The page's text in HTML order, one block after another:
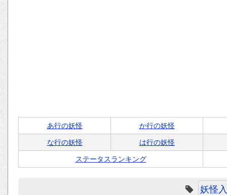
あ行の妖怪 か行の妖怪
な行の妖怪 は行の妖怪
ステータスランキング
妖怪